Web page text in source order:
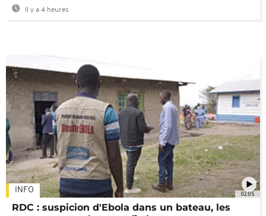
Il y a 4 heures
02:05
INFO
RDC : suspicion d'Ebola dans un bateau, les